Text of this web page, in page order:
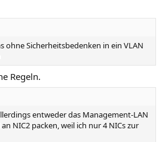
ohne Sicherheitsbedenken in ein VLAN
Regeln.
entweder das Management-LAN
NIC2 packen, weil ich nur 4 NICs zur